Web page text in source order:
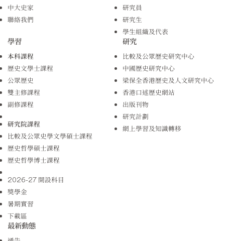
中大史家
聯絡我們
研究員
研究生
學生組織及代表
學習
本科課程
歷史文學士課程
公眾歷史
雙主修課程
副修課程
研究院課程
比較及公眾史學文學碩士課程
歷史哲學碩士課程
歷史哲學博士課程
2026-27 開設科目
獎學金
暑期實習
下載區
研究
比較及公眾歷史研究中心
中國歷史研究中心
梁保全香港歷史及人文研究中心
香港口述歷史網站
出版刊物
研究計劃
網上學習及知識轉移
最新動態